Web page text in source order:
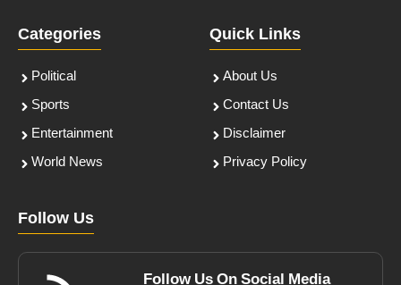
Categories
Political
Sports
Entertainment
World News
Quick Links
About Us
Contact Us
Disclaimer
Privacy Policy
Follow Us
Follow Us On Social Media